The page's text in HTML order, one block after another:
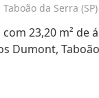
da Serra (SP)
23,20 m² de
Dumont,